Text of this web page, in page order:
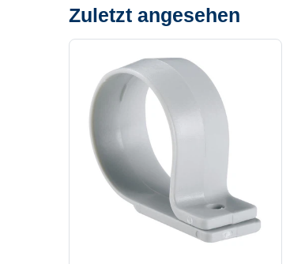
Zuletzt angesehen